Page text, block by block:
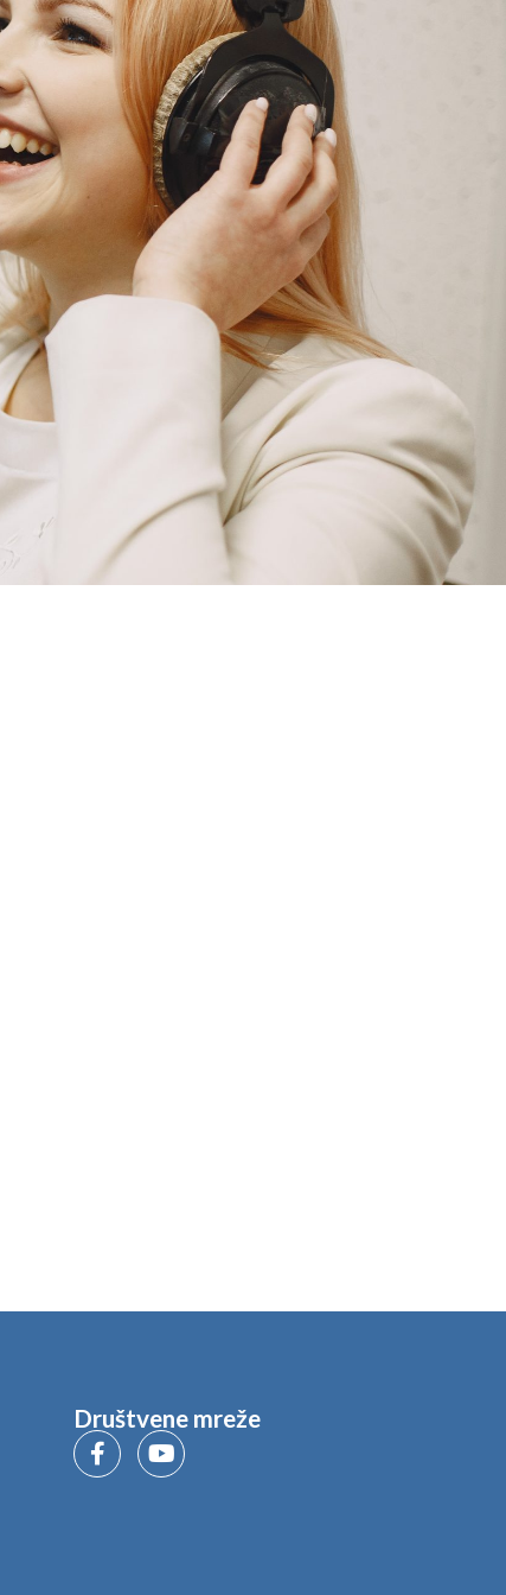
KONTAKT DOKUMENTI
Društvene mreže